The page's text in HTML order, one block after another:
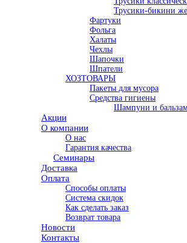
Трусики-бикини
Фартуки
Фольга
Халаты
Чехлы
Шапочки
Шпатели
ХОЗТОВАРЫ
Пакеты для мусора
Средства гигиены
Шампуни и
Акции
О компании
О нас
Гарантия качества
Семинары
Доставка
Оплата
Способы оплаты
Система скидок
Как сделать заказ
Возврат товара
Новости
Контакты